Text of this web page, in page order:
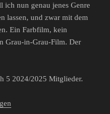
nun genau jenes Genre
lassen, und zwar mit dem
Ein Farbfilm, kein
Grau-in-Grau-Film. Der
5 2024/2025 Mitglieder.